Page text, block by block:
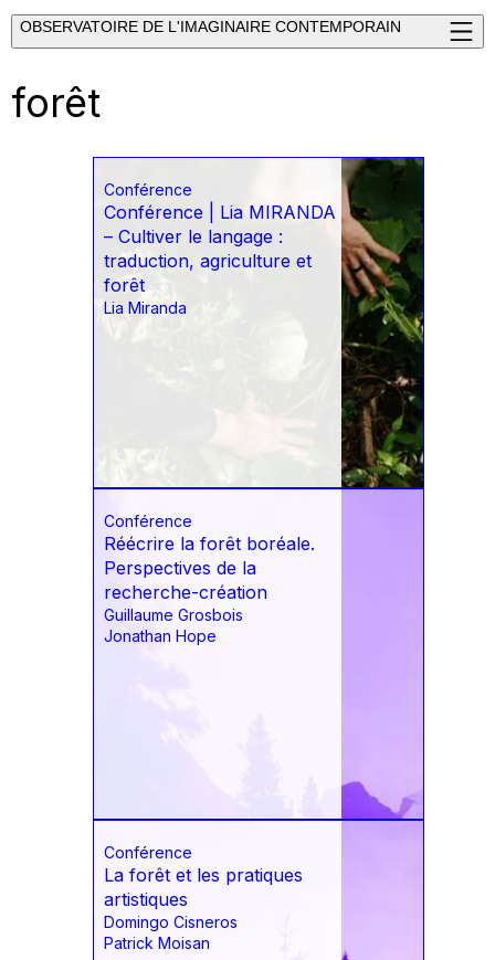
OBSERVATOIRE DE L'IMAGINAIRE CONTEMPORAIN
forêt
Conférence
Conférence | Lia MIRANDA
– Cultiver le langage :
traduction, agriculture et
forêt
Lia Miranda
Conférence
Réécrire la forêt boréale.
Perspectives de la
recherche-création
Guillaume Grosbois
Jonathan Hope
Conférence
La forêt et les pratiques
artistiques
Domingo Cisneros
Patrick Moisan